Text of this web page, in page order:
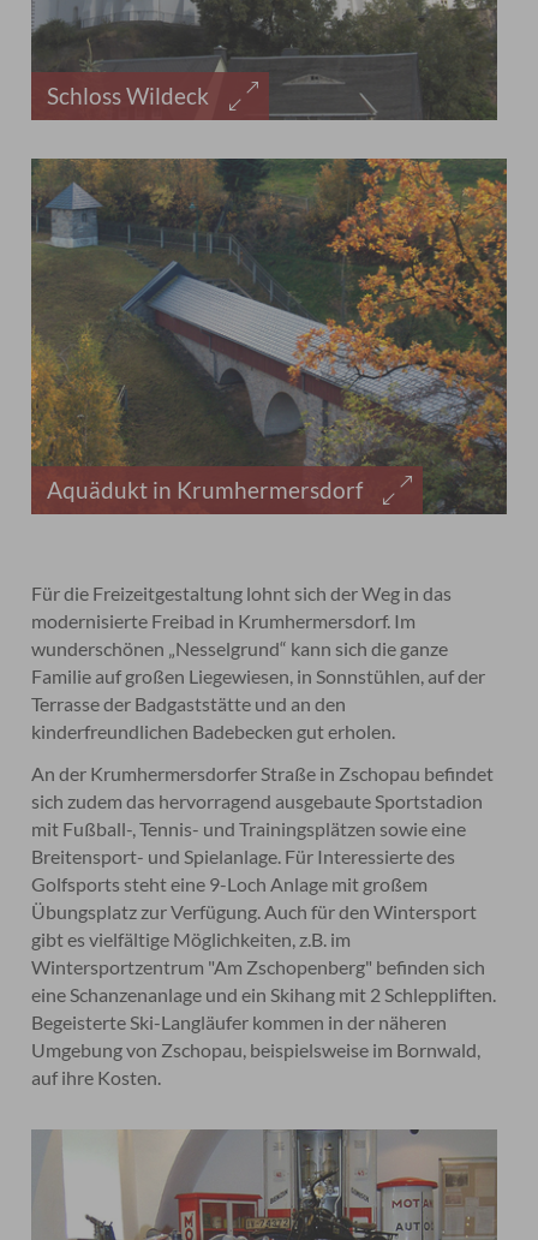
Schloss Wildeck
Aquädukt in Krumhermersdorf
Für die Freizeitgestaltung lohnt sich der Weg in das
modernisierte Freibad in Krumhermersdorf. Im
wunderschönen „Nesselgrund“ kann sich die ganze
Familie auf großen Liegewiesen, in Sonnstühlen, auf der
Terrasse der Badgaststätte und an den
kinderfreundlichen Badebecken gut erholen.
An der Krumhermersdorfer Straße in Zschopau befindet
sich zudem das hervorragend ausgebaute Sportstadion
mit Fußball-, Tennis- und Trainingsplätzen sowie eine
Breitensport- und Spielanlage. Für Interessierte des
Golfsports steht eine 9-Loch Anlage mit großem
Übungsplatz zur Verfügung. Auch für den Wintersport
gibt es vielfältige Möglichkeiten, z.B. im
Wintersportzentrum "Am Zschopenberg" befinden sich
eine Schanzenanlage und ein Skihang mit 2 Schleppliften.
Begeisterte Ski-Langläufer kommen in der näheren
Umgebung von Zschopau, beispielsweise im Bornwald,
auf ihre Kosten.